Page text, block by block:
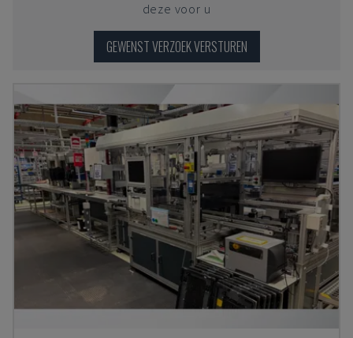
deze voor u
GEWENST VERZOEK VERSTUREN